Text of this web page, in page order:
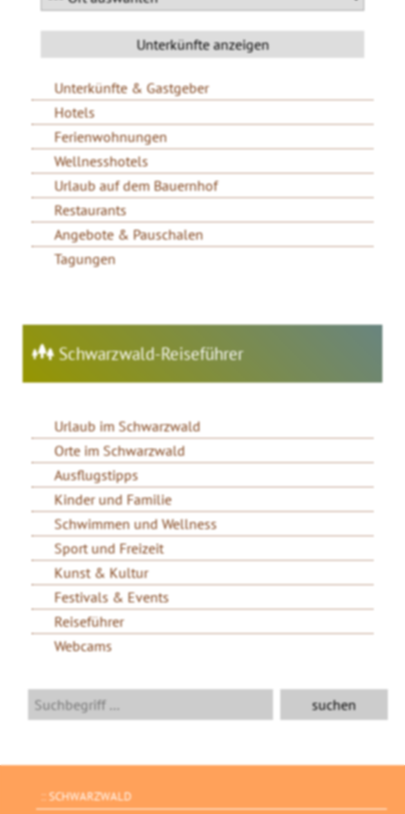
Unterkünfte & Gastgeber
Hotels
Ferienwohnungen
Wellnesshotels
Urlaub auf dem Bauernhof
Restaurants
Angebote & Pauschalen
Tagungen
Schwarzwald-Reiseführer
Urlaub im Schwarzwald
Orte im Schwarzwald
Ausflugstipps
Kinder und Familie
Schwimmen und Wellness
Sport und Freizeit
Kunst & Kultur
Festivals & Events
Reiseführer
Webcams
SCHWARZWALD